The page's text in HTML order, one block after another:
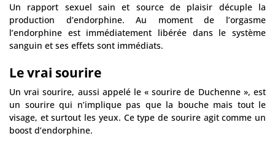
Un rapport sexuel sain et source de plaisir décuple la
production d’endorphine. Au moment de l’orgasme
l’endorphine est immédiatement libérée dans le système
sanguin et ses effets sont immédiats.
Le vrai sourire
Un vrai sourire, aussi appelé le « sourire de Duchenne », est
un sourire qui n’implique pas que la bouche mais tout le
visage, et surtout les yeux. Ce type de sourire agit comme un
boost d’endorphine.